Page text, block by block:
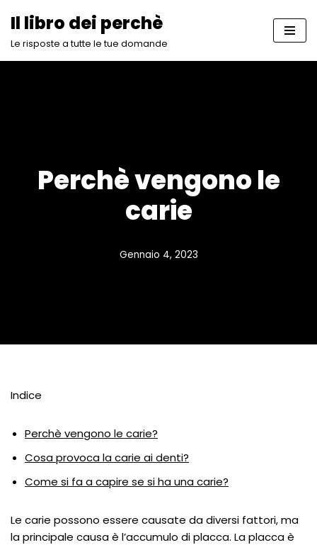
Vai
Il libro dei perchè
Le risposte a tutte le tue domande
Perchè vengono le
carie
Gennaio 4, 2023
Indice
Perchè vengono le carie?
Cosa provoca la carie ai denti?
Come si fa a capire se si ha una carie?
Le carie possono essere causate da diversi fattori, ma
la principale causa è l’accumulo di placca. La placca è